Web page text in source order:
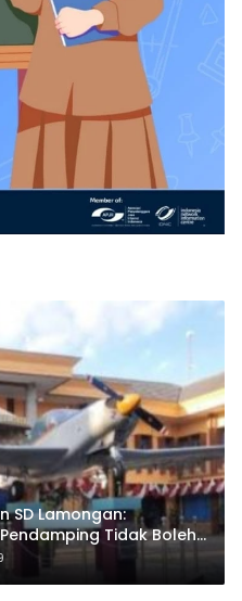
SD Lamongan:
Tidak Boleh